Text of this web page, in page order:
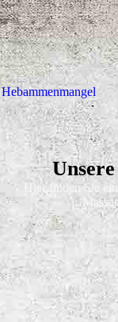
Hebammenmangel
Hier finden Sie